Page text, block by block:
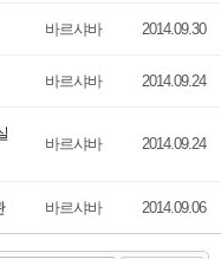
바르샤바 2014.09.30
바르샤바 2014.09.24
바르샤바 2014.09.24
바르샤바 2014.09.06